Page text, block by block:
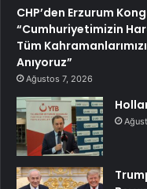
CHP’den Erzurum
“Cumhuriyetimizin
Tüm
Anıyoruz”
Ağustos 7, 2026